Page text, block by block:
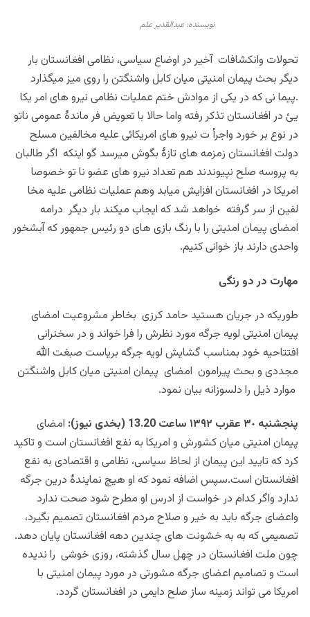
نویسنده: عبدالقدیر علم
تحولات وانکشافات آخیر در اوضاع سیاسی، نظامی افغانستان بار
دیگر بحث پیمان امنیتی میان کابل واشنگتن را روی میز میگذارد
.پیما نی که در یکی از موادش ختم عملیات نظامی نیرو های امر یکا
یئ در افغانستان تذکر رفته واما حالا با تعویض فر ماندۀ عمومی ناتو
در نوع بر خورد واجرأ ت نیرو های امریکائی علیه مخالفین مسلح
دولت افغانستان زمزمه های تازۀ بگوش میرسد گو اینکه اگر طالبان
به پروسه صلح نپیوندند هم تعداد نیرو های عضو نا تو خصوصا
امریکا در افغانستان افزایش میابد وهم عملیات نظامی علیه مخا
لفین از سر گرفته خواهد شد که ایجاب میکند بار دیگر درامه
امضای پیمان امنیتی را با رنگ بازی های دو رئیس جمهور که آبشخور
واحدی دارند باز خوانی کنیم.
مهارت در دو رنگی
طوریکه در جریان هستید حامد کرزی بخاطر مشروعیت امضای
پیمان امنیتی لویه جرگه مورد نظرش را فرا خواند و در سخنرانی
افتتاحیه خود بمناسب گشایش لویه جرگه بریاست صبغت الله
مجددی و بحث پیرامون امضای پیمان امنیتی میان کابل واشنگتن
موارد ذیل را دلسوزانه بیان نمود.
پنجشنبه ٣٠ عقرب ١٣٩٢ ساعت 13.20 (بخدی نیوز):
امضای
پیمان امنیتی میان کشورش و امریکا به نفع افغانستان است و تاکید
کرد که تایید این پیمان از لحاظ سیاسی، نظامی و اقتصادی به نفع
افغانستان است.سپس اضافه نمود که او هیچ نمایندۀ درین جرگه
ندارد واگر کدام در خواست از ادرس او مطرح شود صحت ندارد
واعضای جرگه باید به خیر و صلاح مردم افغانستان تصمیم بگیرد،
تصمیمی که به به خشونت های چندین دهه افغانستان پایان دهد.
چون ملت افغانستان در چهل سال گذشته، روزی خوشی را ندیده
است و تصامیم اعضای جرگه مشورتی در مورد پیمان امنیتی با
امریکا می تواند زمینه ساز صلح دایمی در افغانستان گردد.